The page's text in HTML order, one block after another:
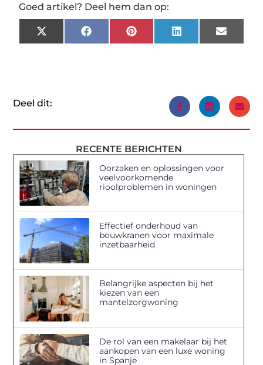
Goed artikel? Deel hem dan op:
X
(Twitter)
FacebookPinterestLinkedInEmail
Deel dit:
RECENTE BERICHTEN
Oorzaken en oplossingen voor
veelvoorkomende
rioolproblemen in woningen
Effectief onderhoud van
bouwkranen voor maximale
inzetbaarheid
Belangrijke aspecten bij het
kiezen van een
mantelzorgwoning
De rol van een makelaar bij het
aankopen van een luxe woning
in Spanje